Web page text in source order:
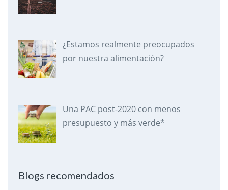
¿Estamos realmente preocupados
por nuestra alimentación?
Una PAC post-2020 con menos
presupuesto y más verde*
Blogs recomendados